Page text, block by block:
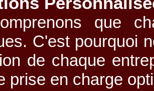
que
C'est pourquoi
de chaque
prise en charge